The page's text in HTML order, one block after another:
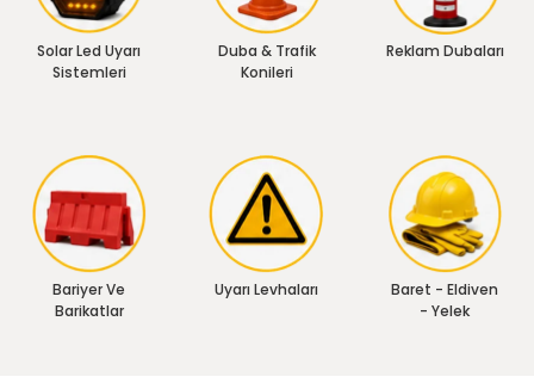
Solar Led Uyarı
Sistemleri
Duba & Trafik
Konileri
Reklam Dubaları
Bariyer Ve
Barikatlar
Uyarı Levhaları
Baret - Eldiven
- Yelek